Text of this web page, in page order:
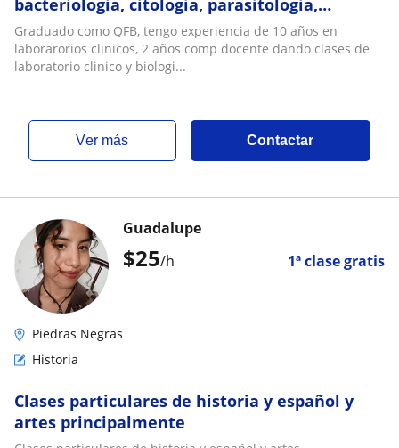
bacteriologia, citologia, parasitologia,
hormonas
Graduado como QFB, tengo experiencia de 10 años en
laborarorios clinicos, 2 años comp docente dando clases de
laboratorio clinico y biologi...
ver más Contactar
$25/h 1ª clase gratis
Guadalupe
Piedras Negras
Historia
Clases particulares de historia y español y
artes principalmente